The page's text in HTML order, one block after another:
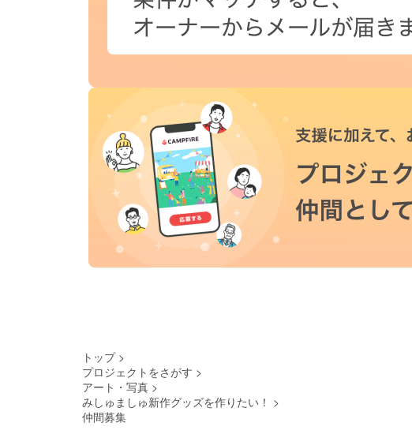
トップ >
プロジェクトをさがす >
アート・写真 >
みしゅましゅ新作グッズを作りたい！ >
仲間募集